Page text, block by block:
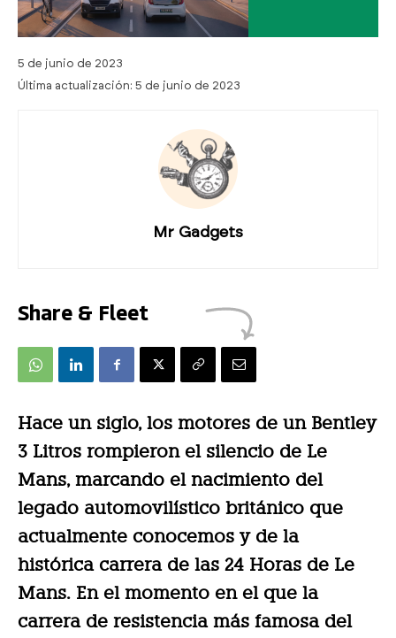
5 de junio de 2023
Última actualización: 5 de junio de 2023
Mr Gadgets
Share & Fleet
Hace un siglo, los motores de un Bentley
3 Litros rompieron el silencio de Le
Mans, marcando el nacimiento del
legado automovilístico británico que
actualmente conocemos y de la
histórica carrera de las 24 Horas de Le
Mans. En el momento en el que la
carrera de resistencia más famosa del